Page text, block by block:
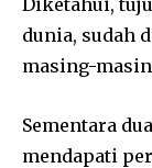
dunia, sudah
masing-
Sementara
mendapati